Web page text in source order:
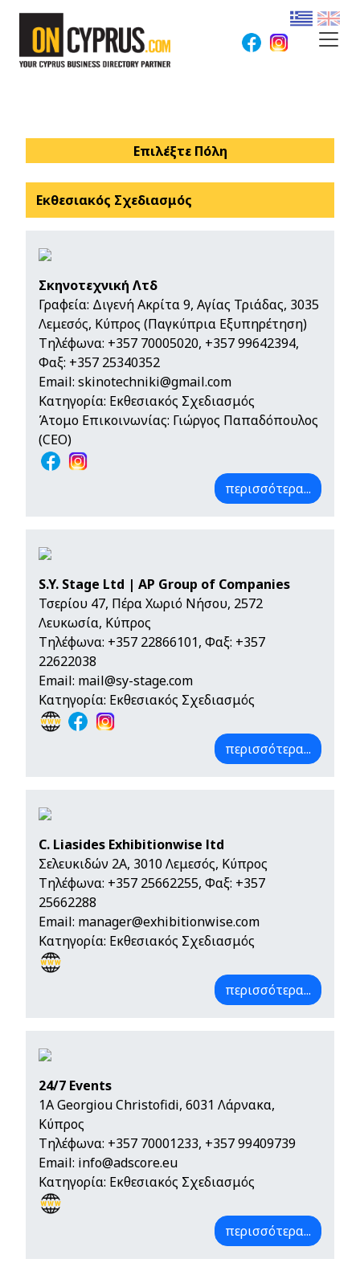
Επιλέξτε Πόλη
Εκθεσιακός Σχεδιασμός
Σκηνοτεχνική Λτδ
Γραφεία: Διγενή Ακρίτα 9, Αγίας Τριάδας, 3035
Λεμεσός, Κύπρος (Παγκύπρια Εξυπηρέτηση)
Τηλέφωνα: +357 70005020, +357 99642394,
Φαξ: +357 25340352
Email: skinotechniki@gmail.com
Κατηγορία: Εκθεσιακός Σχεδιασμός
Άτομο Επικοινωνίας: Γιώργος Παπαδόπουλος
(CEO)
περισσότερα...
S.Y. Stage Ltd | AP Group of Companies
Τσερίου 47, Πέρα Χωριό Νήσου, 2572
Λευκωσία, Κύπρος
Τηλέφωνα: +357 22866101, Φαξ: +357
22622038
Email: mail@sy-stage.com
Κατηγορία: Εκθεσιακός Σχεδιασμός
περισσότερα...
C. Liasides Exhibitionwise ltd
Σελευκιδών 2Α, 3010 Λεμεσός, Κύπρος
Τηλέφωνα: +357 25662255, Φαξ: +357
25662288
Email: manager@exhibitionwise.com
Κατηγορία: Εκθεσιακός Σχεδιασμός
περισσότερα...
24/7 Events
1A Georgiou Christofidi, 6031 Λάρνακα,
Κύπρος
Τηλέφωνα: +357 70001233, +357 99409739
Email: info@adscore.eu
Κατηγορία: Εκθεσιακός Σχεδιασμός
περισσότερα...